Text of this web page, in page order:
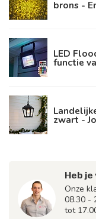
brons -
LED
functie
zwart -
Heb
Onze
08.30 -
tot